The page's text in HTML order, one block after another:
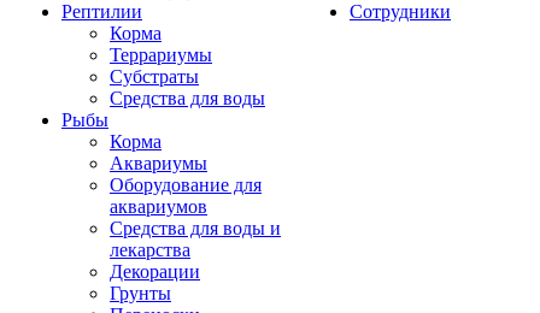
Рептилии
Корма
Террариумы
Субстраты
Средства для воды
Рыбы
Корма
Аквариумы
Оборудование для
аквариумов
Средства для воды и
лекарства
Декорации
Грунты
Сотрудники